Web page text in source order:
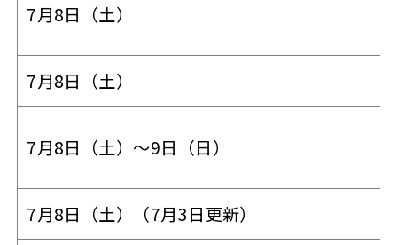
7月8日（土）
7月8日（土）
7月8日（土）～9日（日）
7月8日（土）（7月3日更新）